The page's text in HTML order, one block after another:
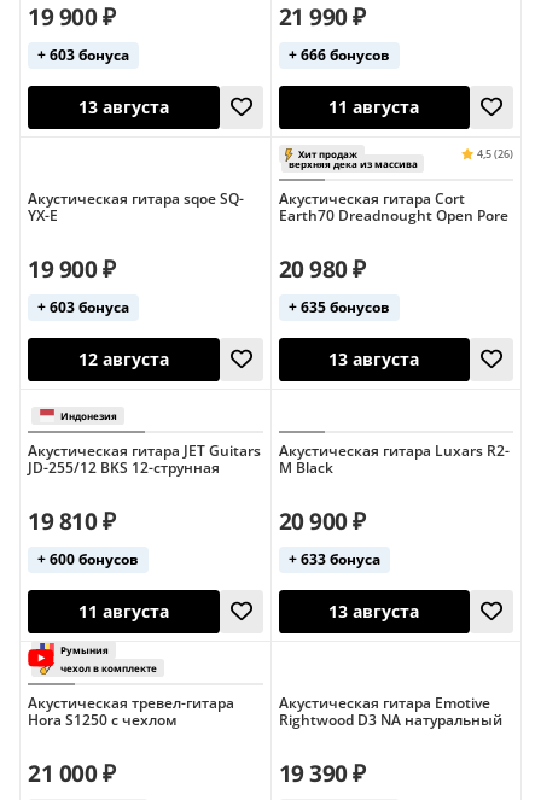
17 августа
19 900 ₽
+ 603 бонуса
13 августа
21 990 ₽
+ 666 бонусов
Акустическая гитара sqoe SQ-
YX-E
19 900 ₽
+ 603 бонуса
12 августа
Акустическая гитара Cort
Earth70 Dreadnought Open Pore
20 980 ₽
+ 635 бонусов
13 августа
Акустическая гитара JET Guitars
JD-255/12 BKS 12-струнная
19 810 ₽
+ 600 бонусов
Акустическая гитара Luxars R2-
M Black
20 900 ₽
+ 633 бонуса
Акустическая тревел-гитара
Hora S1250 с чехлом
21 000 ₽
Акустическая гитара Emotive
Rightwood D3 NA натуральный
19 390 ₽